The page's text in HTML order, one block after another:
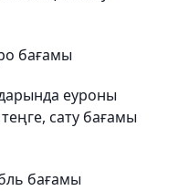
бағамы
еуроны
сату бағамы
бағамы